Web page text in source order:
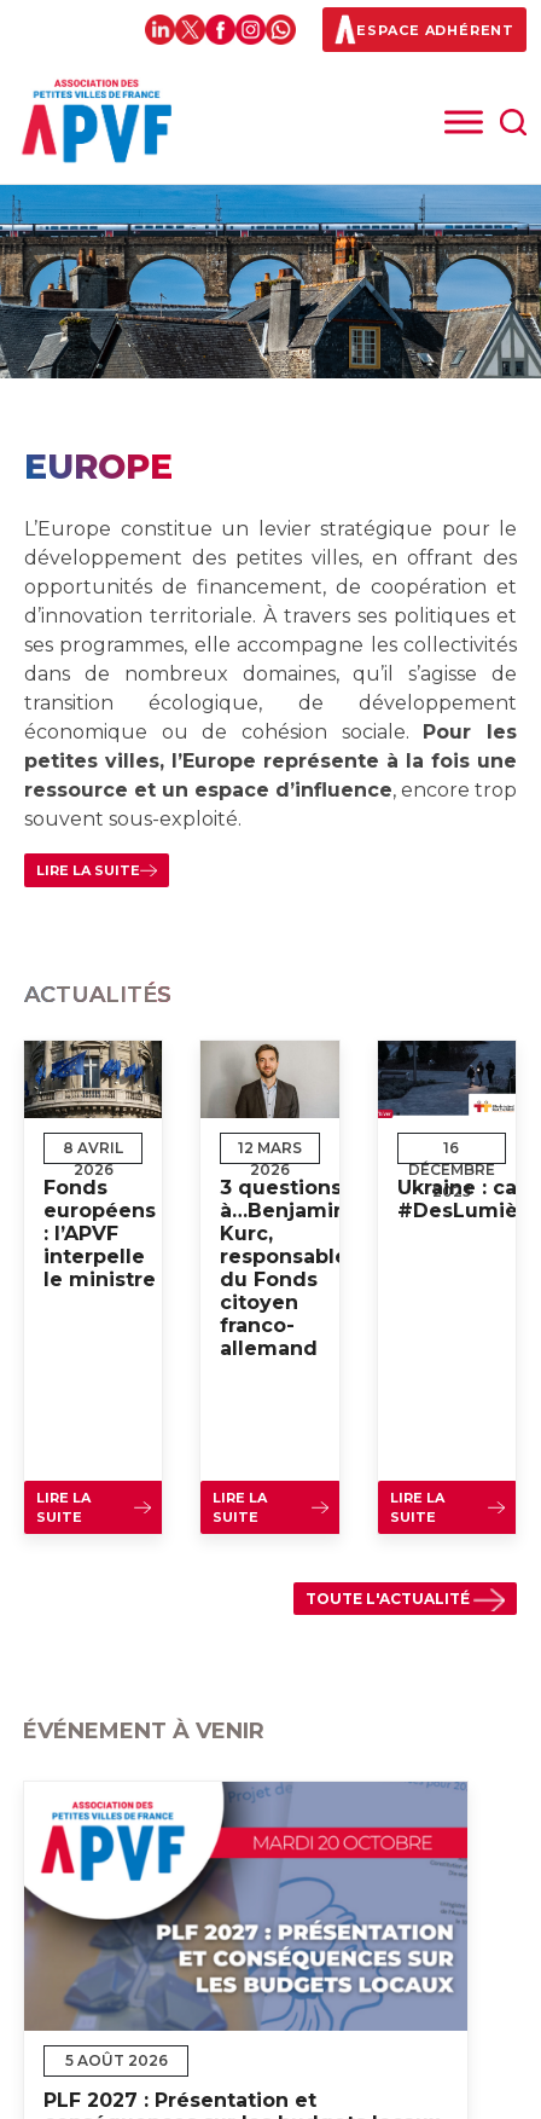
ESPACE ADHÉRENT
EUROPE
L’Europe constitue un levier stratégique pour le
développement des petites villes, en offrant des
opportunités de financement, de coopération et
d’innovation territoriale. À travers ses politiques et
ses programmes, elle accompagne les collectivités
dans de nombreux domaines, qu’il s’agisse de
transition écologique, de développement
économique ou de cohésion sociale. Pour les
petites villes, l’Europe représente à la fois une
ressource et un espace d’influence, encore trop
souvent sous-exploité.
LIRE LA SUITE
ACTUALITÉS
8 AVRIL
2026
Fonds
européens
: l’APVF
interpelle
le ministre
LIRE LA
SUITE
12 MARS
2026
3 questions
à…Benjamin
Kurc,
responsable
du Fonds
citoyen
franco-
allemand
LIRE LA
SUITE
16
DÉCEMBRE
2025
Ukraine :
LIRE LA
SUITE
TOUTE L'ACTUALITÉ
ÉVÉNEMENT À VENIR
5 AOÛT 2026
PLF 2027 : Présentation et